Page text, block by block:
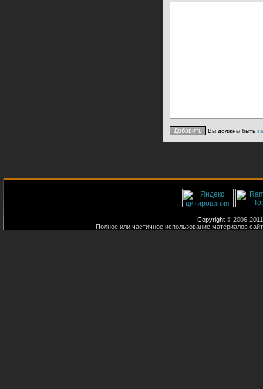
Вы должны быть
Copyright © 2006-
Полное или частичное использование материалов